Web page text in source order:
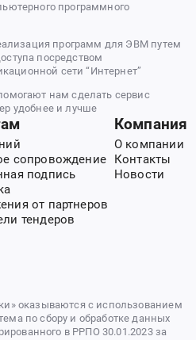
программного
программ для ЭВМ путем
посредством
сети “Интернет”
нам сделать сервис
удобнее и лучше
сопровождение
подпись
от партнеров
тендеров
Компания
О компании
Контакты
Новости
оказываются с использованием
по сбору и обработке данных
в РРПО 30.01.2023 за